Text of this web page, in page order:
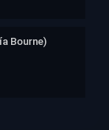
Bourne)